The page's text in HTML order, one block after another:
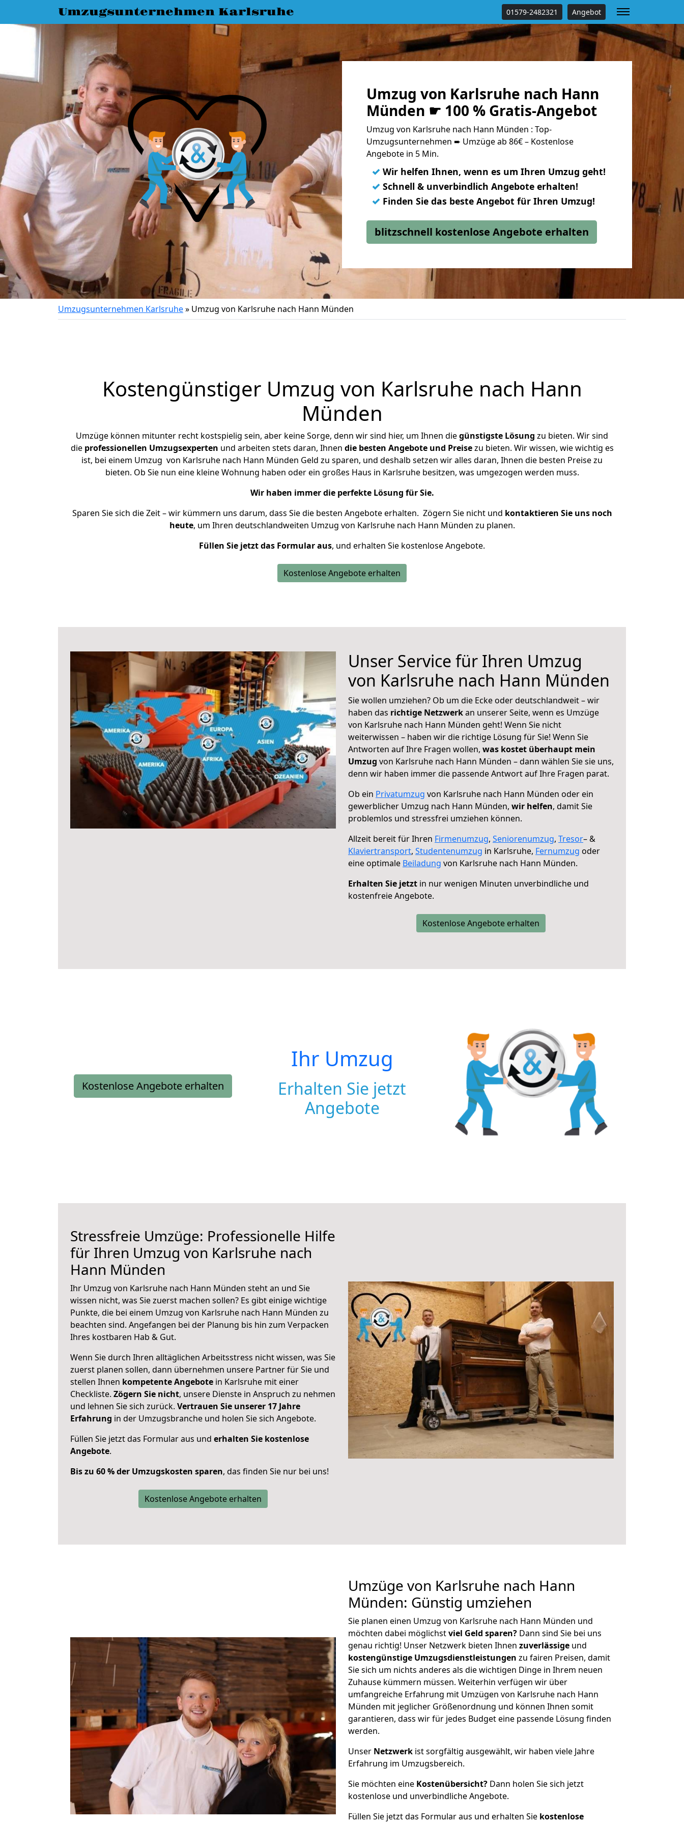
Umzugsunternehmen Karlsruhe 01579-2482321 Angebot
Umzug von Karlsruhe nach Hann
Münden ☛ 100 % Gratis-Angebot
Umzug von Karlsruhe nach Hann Münden : Top-
Umzugsunternehmen ➨ Umzüge ab 86€ – Kostenlose
Angebote in 5 Min.
✓ Wir helfen Ihnen, wenn es um Ihren Umzug geht!
✓ Schnell & unverbindlich Angebote erhalten!
✓ Finden Sie das beste Angebot für Ihren Umzug!
blitzschnell kostenlose Angebote erhalten
Umzugsunternehmen Karlsruhe» Umzug von Karlsruhe nach Hann Münden
Kostengünstiger Umzug von Karlsruhe nach Hann
Münden
Umzüge können mitunter recht kostspielig sein, aber keine Sorge, denn wir sind hier, um Ihnen diegünstigste Lösung zu bieten. Wir sind
die professionellen Umzugsexperten und arbeiten stets daran, Ihnen die besten Angebote und Preisezu bieten. Wir wissen, wie wichtig es
ist, bei einem Umzug von Karlsruhe nach Hann Münden Geld zu sparen, und deshalb setzen wir alles daran, Ihnen die besten Preise zu
bieten. Ob Sie nun eine kleine Wohnung haben oder ein großes Haus in Karlsruhe besitzen, was umgezogen werden muss.
Wir haben immer die perfekte Lösung für Sie.
Sparen Sie sich die Zeit – wir kümmern uns darum, dass Sie die besten Angebote erhalten. Zögern Sie nicht und kontaktieren Sie uns noch
heute, um Ihren deutschlandweiten Umzug von Karlsruhe nach Hann Münden zu planen.
Füllen Sie jetzt das Formular aus, und erhalten Sie kostenlose Angebote.
Kostenlose Angebote erhalten
Unser Service für Ihren Umzug
von Karlsruhe nach Hann Münden
Sie wollen umziehen? Ob um die Ecke oder deutschlandweit – wir
haben das richtige Netzwerkan unserer Seite, wenn es Umzüge
von Karlsruhe nach Hann Münden geht! Wenn Sie nicht
weiterwissen – haben wir die richtige Lösung für Sie! Wenn Sie
Antworten auf Ihre Fragen wollen, was kostet überhaupt mein
Umzug von Karlsruhe nach Hann Münden – dann wählen Sie sie uns,
denn wir haben immer die passende Antwort auf Ihre Fragen parat.
Ob ein Privatumzug von Karlsruhe nach Hann Münden oder ein
gewerblicher Umzug nach Hann Münden, wir helfen, damit Sie
problemlos und stressfrei umziehen können.
Allzeit bereit für Ihren Firmenumzug, Seniorenumzug, Tresor– &
Klaviertransport, Studentenumzug in Karlsruhe, Fernumzug oder
eine optimale Beiladung von Karlsruhe nach Hann Münden.
Erhalten Sie jetzt in nur wenigen Minuten unverbindliche und
kostenfreie Angebote.
Kostenlose Angebote erhalten
Kostenlose Angebote erhalten
Ihr Umzug
Erhalten Sie jetzt
Angebote
Stressfreie Umzüge: Professionelle Hilfe
für Ihren Umzug von Karlsruhe nach
Hann Münden
Ihr Umzug von Karlsruhe nach Hann Münden steht an und Sie
wissen nicht, was Sie zuerst machen sollen? Es gibt einige wichtige
Punkte, die bei einem Umzug von Karlsruhe nach Hann Münden zu
beachten sind. Angefangen bei der Planung bis hin zum Verpacken
Ihres kostbaren Hab & Gut.
Wenn Sie durch Ihren alltäglichen Arbeitsstress nicht wissen, was Sie
zuerst planen sollen, dann übernehmen unsere Partner für Sie und
stellen Ihnen kompetente Angebote in Karlsruhe mit einer
Checkliste. Zögern Sie nicht, unsere Dienste in Anspruch zu nehmen
und lehnen Sie sich zurück. Vertrauen Sie unserer 17 Jahre
Erfahrung in der Umzugsbranche und holen Sie sich Angebote.
Füllen Sie jetzt das Formular aus und erhalten Sie kostenlose
Angebote.
Bis zu 60 % der Umzugskosten sparen, das finden Sie nur bei uns!
Kostenlose Angebote erhalten
Umzüge von Karlsruhe nach Hann
Münden: Günstig umziehen
Sie planen einen Umzug von Karlsruhe nach Hann Münden und
möchten dabei möglichstviel Geld sparen? Dann sind Sie bei uns
genau richtig! Unser Netzwerk bieten Ihnen zuverlässige und
kostengünstige Umzugsdienstleistungen zu fairen Preisen, damit
Sie sich um nichts anderes als die wichtigen Dinge in Ihrem neuen
Zuhause kümmern müssen. Weiterhin verfügen wir über
umfangreiche Erfahrung mit Umzügen von Karlsruhe nach Hann
Münden mit jeglicher Größenordnung und können Ihnen somit
garantieren, dass wir für jedes Budget eine passende Lösung finden
werden.
Unser Netzwerk ist sorgfältig ausgewählt, wir haben viele Jahre
Erfahrung im Umzugsbereich.
Sie möchten eine Kostenübersicht? Dann holen Sie sich jetzt
kostenlose und unverbindliche Angebote.
Füllen Sie jetzt das Formular aus und erhalten Sie kostenlose